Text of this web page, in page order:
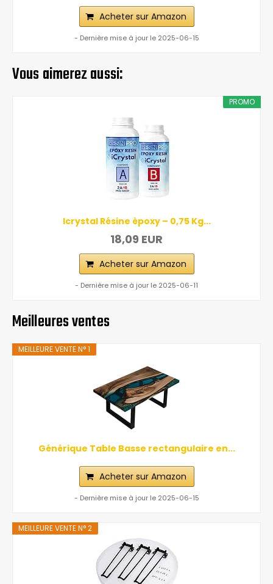
Acheter sur Amazon
- Dernière mise à jour le 2025-06-15
Vous aimerez aussi:
PROMO
Icrystal Résine èpoxy – 0,75 Kg...
18,09 EUR
Acheter sur Amazon
- Dernière mise à jour le 2025-06-11
Meilleures ventes
MEILLEURE VENTE N° 1
Générique Table Basse rectangulaire en...
Acheter sur Amazon
- Dernière mise à jour le 2025-06-15
MEILLEURE VENTE N° 2